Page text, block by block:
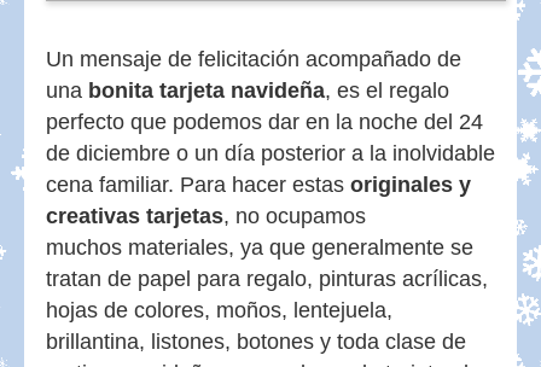
Un mensaje de felicitación acompañado de
una bonita tarjeta navideña, es el regalo
perfecto que podemos dar en la noche del 24
de diciembre o un día posterior a la inolvidable
cena familiar. Para hacer estas originales y
creativas tarjetas, no ocupamos
muchos materiales, ya que generalmente se
tratan de papel para regalo, pinturas acrílicas,
hojas de colores, moños, lentejuela,
brillantina, listones, botones y toda clase de